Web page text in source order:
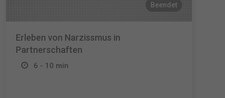
Beendet
Erleben von Narzissmus in
Partnerschaften
6 - 10 min